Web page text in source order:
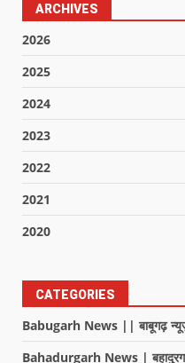
ARCHIVES
2026
2025
2024
2023
2022
2021
2020
CATEGORIES
Babugarh News || बाबूगढ़
Bahadurgarh News |